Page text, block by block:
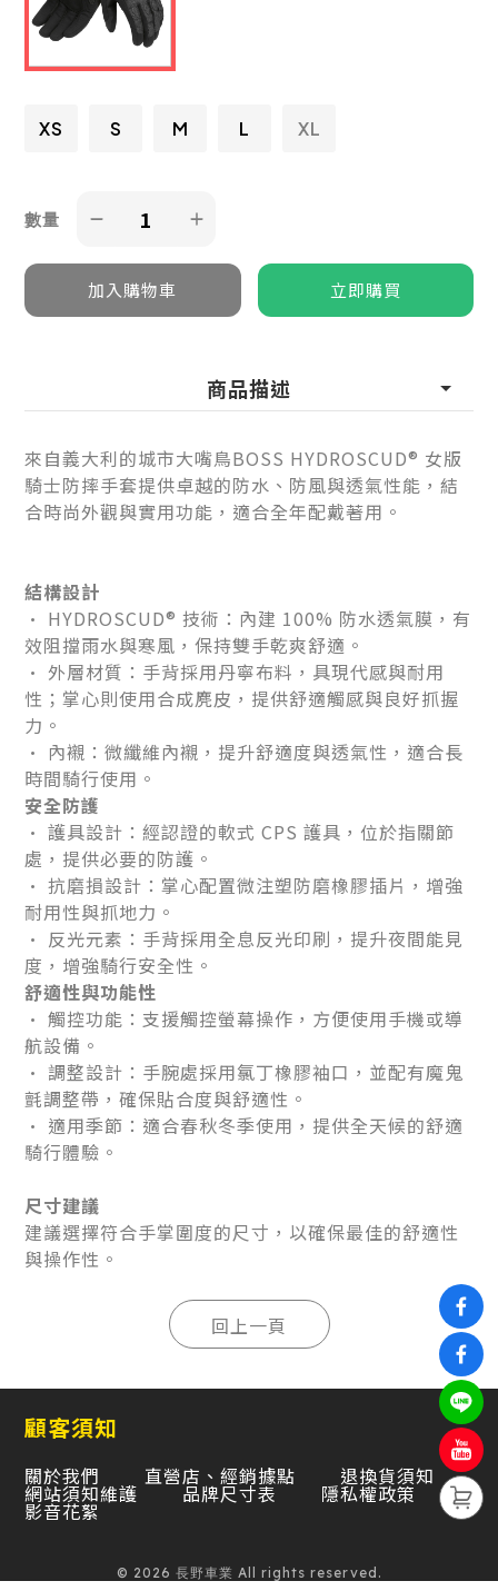
XS S M L XL
數量
商品描述
來自義大利的城市大嘴鳥BOSS HYDROSCUD® 女版
騎士防摔手套提供卓越的防水、防風與透氣性能，結
合時尚外觀與實用功能，適合全年配戴著用。
結構設計
• HYDROSCUD® 技術：內建 100% 防水透氣膜，有
效阻擋雨水與寒風，保持雙手乾爽舒適。
• 外層材質：手背採用丹寧布料，具現代感與耐用
性；掌心則使用合成麂皮，提供舒適觸感與良好抓握
力。
• 內襯：微纖維內襯，提升舒適度與透氣性，適合長
時間騎行使用。
安全防護
• 護具設計：經認證的軟式 CPS 護具，位於指關節
處，提供必要的防護。
• 抗磨損設計：掌心配置微注塑防磨橡膠插片，增強
耐用性與抓地力。
• 反光元素：手背採用全息反光印刷，提升夜間能見
度，增強騎行安全性。
舒適性與功能性
• 觸控功能：支援觸控螢幕操作，方便使用手機或導
航設備。
• 調整設計：手腕處採用氯丁橡膠袖口，並配有魔鬼
氈調整帶，確保貼合度與舒適性。
• 適用季節：適合春秋冬季使用，提供全天候的舒適
騎行體驗。
尺寸建議
建議選擇符合手掌圍度的尺寸，以確保最佳的舒適性
與操作性。
顧客須知
關於我們 直營店、經銷據點 退換貨須知
網站須知維護 品牌尺寸表 隱私權政策
影音花絮
© 2026 長野車業 All rights reserved.